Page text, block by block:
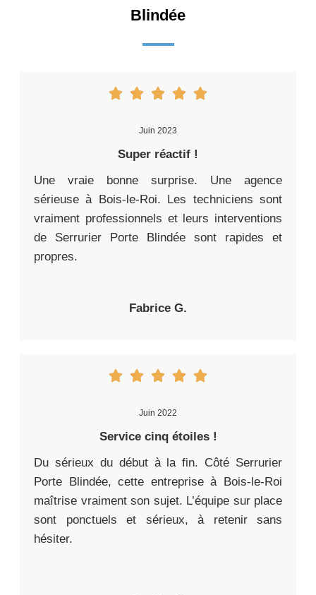
Blindée
Juin 2023
Super réactif !
Une vraie bonne surprise. Une agence
sérieuse à Bois-le-Roi. Les techniciens sont
vraiment professionnels et leurs interventions
de Serrurier Porte Blindée sont rapides et
propres.
Fabrice G.
Juin 2022
Service cinq étoiles !
Du sérieux du début à la fin. Côté Serrurier
Porte Blindée, cette entreprise à Bois-le-Roi
maîtrise vraiment son sujet. L’équipe sur place
sont ponctuels et sérieux, à retenir sans
hésiter.